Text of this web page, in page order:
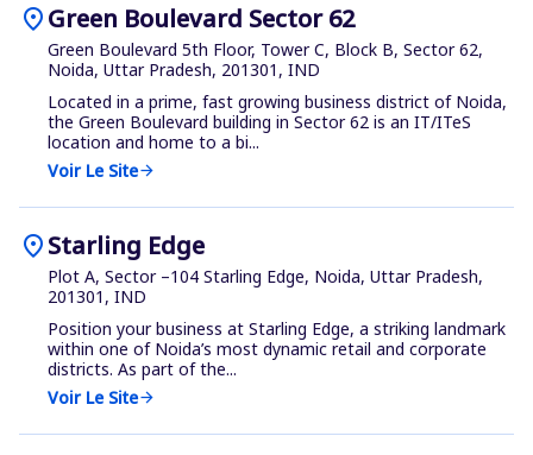
location_onGreen Boulevard Sector 62
Green Boulevard 5th Floor, Tower C, Block B, Sector 62,
Noida, Uttar Pradesh, 201301, IND
Located in a prime, fast growing business district of Noida,
the Green Boulevard building in Sector 62 is an IT/ITeS
location and home to a bi...
Voir Le Sitearrow_forward
location_onStarling Edge
Plot A, Sector –104 Starling Edge, Noida, Uttar Pradesh,
201301, IND
Position your business at Starling Edge, a striking landmark
within one of Noida’s most dynamic retail and corporate
districts. As part of the...
Voir Le Sitearrow_forward